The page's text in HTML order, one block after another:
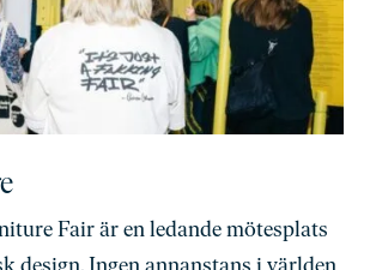
Fair är en ledande mötesplats